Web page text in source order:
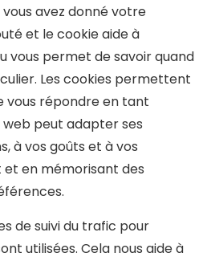
avez donné votre
et le cookie aide à
vous permet de savoir quand
Les cookies permettent
vous répondre en tant
web peut adapter ses
à vos goûts et à vos
en mémorisant des
de suivi du trafic pour
utilisées. Cela nous aide à